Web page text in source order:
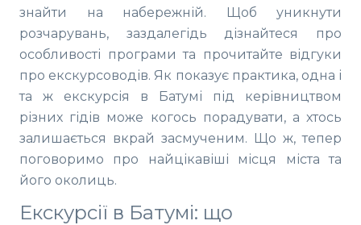
знайти на набережній. Щоб уникнути
розчарувань, заздалегідь дізнайтеся про
особливості програми та прочитайте відгуки
про екскурсоводів. Як показує практика, одна і
та ж екскурсія в Батумі під керівництвом
різних гідів може когось порадувати, а хтось
залишається вкрай засмученим. Що ж, тепер
поговоримо про найцікавіші місця міста та
його околиць.
Екскурсії в Батумі: що